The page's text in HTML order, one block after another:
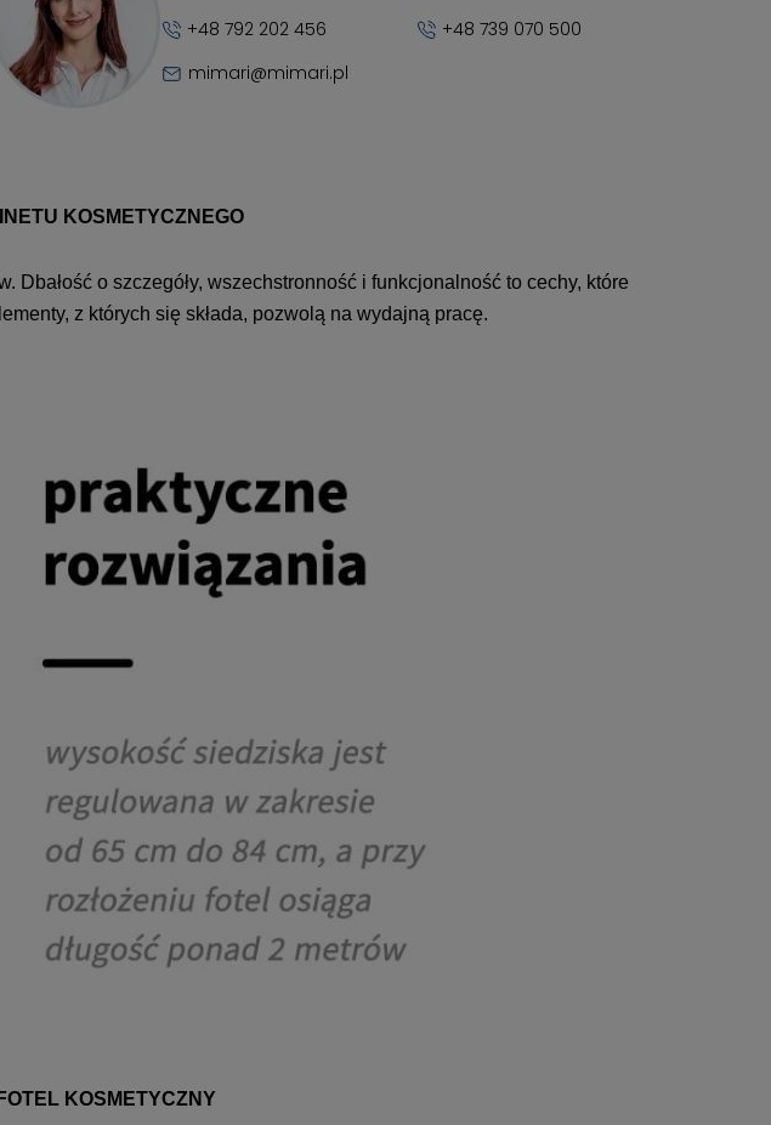
+48 792 202 456
+48 739 070 500
mimari@mimari.pl
KOSMETYCZNEGO
o szczegóły, wszechstronność i funkcjonalność to cechy, które
z których się składa, pozwolą na wydajną pracę.
KOSMETYCZNY